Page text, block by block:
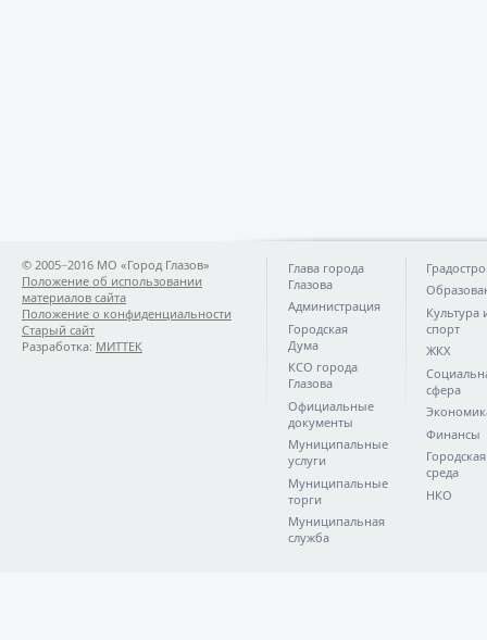
© 2005−2016 МО «Город Глазов»
Положение об использовании
материалов сайта
Положение о конфиденциальности
Старый сайт
Разработка: МИТТЕК
Глава города
Глазова
Администрация
Городская
Дума
КСО города
Глазова
Официальные
документы
Муниципальные
услуги
Муниципальные
торги
Муниципальная
служба
Культура
спорт
ЖКХ
сфера
Финансы
Городская
среда
НКО